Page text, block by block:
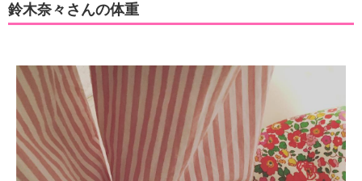
鈴木奈々さんの体重